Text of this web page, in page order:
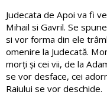
Judecata de Apoi va fi
Mihail si Gavril. Se
si vor forma din ele
omenire la Judecată.
morți și cei vii, de la
se vor desface, cei
Raiului se vor deschide.